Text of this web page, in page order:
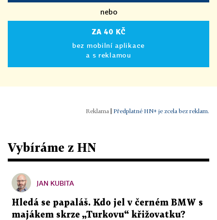
nebo
ZA 40 KČ
bez mobilní aplikace
a s reklamou
Předplatné HN+ je zcela bez reklam.
Vybíráme z HN
JAN KUBITA
Hledá se papaláš. Kdo jel v černém BMW s
majákem skrze „Turkovu“ křižovatku?